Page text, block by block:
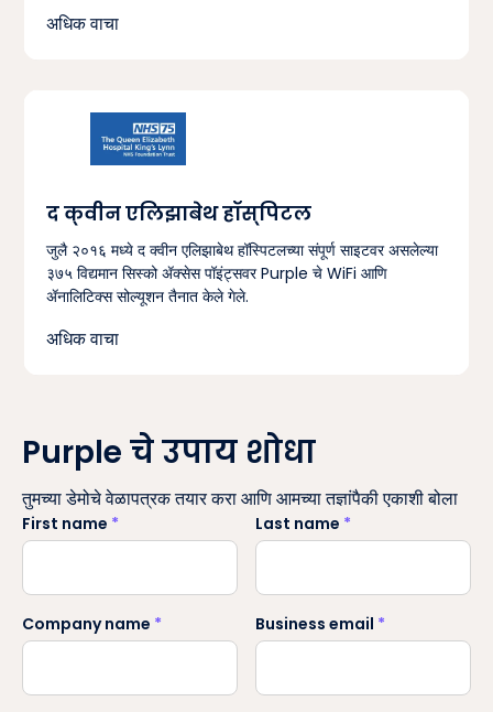
अधिक वाचा
द क्वीन एलिझाबेथ हॉस्पिटल
जुलै २०१६ मध्ये द क्वीन एलिझाबेथ हॉस्पिटलच्या संपूर्ण साइटवर असलेल्या
३७५ विद्यमान सिस्को ॲक्सेस पॉइंट्सवर Purple चे WiFi आणि
ॲनालिटिक्स सोल्यूशन तैनात केले गेले.
अधिक वाचा
Purple चे उपाय शोधा
तुमच्या डेमोचे वेळापत्रक तयार करा आणि आमच्या तज्ञांपैकी एकाशी बोला
First name * Last name *
Company name * Business email *